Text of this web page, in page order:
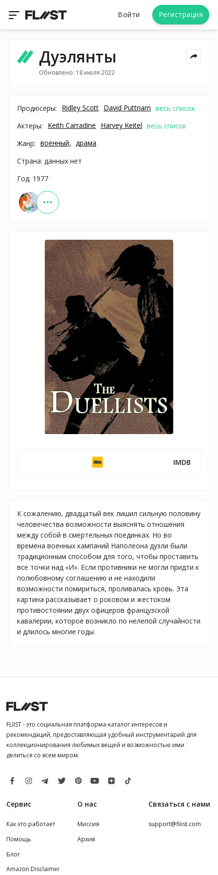
Войти Регистрация
Дуэлянты
Обновлено: 18 июля 2022
Продюсеры: Ridley Scott David Puttnam весь список
Актеры:
Keith Carradine Harvey Keitel весь список
Жанр: военный,
драма
Страна: данных нет
Год: 1977
IMDB
К сожалению, двадцатый век лишил сильную половину
человечества возможности выяснять отношения
между собой в смертельных поединках. Но во
времена военных кампаний Наполеона дуэли были
традиционным способом для того, чтобы проставить
все точки над «И». Если противники не могли придти к
полюбовному соглашению и не находили
возможности помириться, проливалась кровь. Эта
картина рассказывает о роковом и жестоком
противостоянии двух офицеров французской
кавалерии, которое возникло по нелепой случайности
и длилось многие годы.
FLIIST - это социальная платформа-каталог интересов и
рекомендаций, предоставляющая удобный инструментарий для
коллекционирования любимых вещей и возможностью ими
делиться со всем миром.
Сервис
Как это работает
Помощь
Блог
Amazon Disclaimer
О нас
Миссия
Архив
Связаться с нами
support@fliist.com